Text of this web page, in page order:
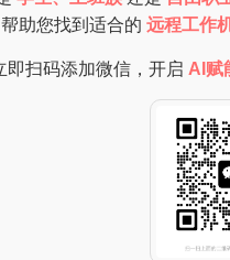
服务。
帮助您找到适合的 远程工作
即扫码添加微信，开启 AI赋